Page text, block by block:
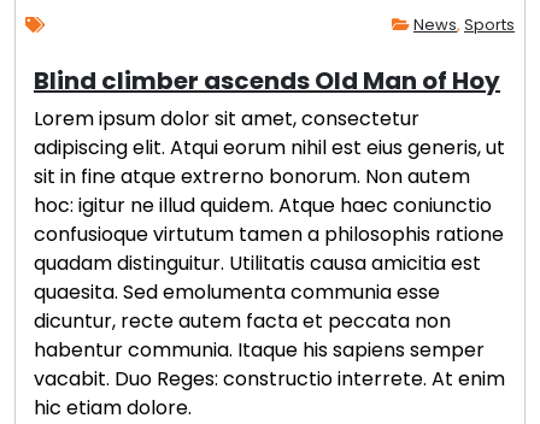
News, Sports
Blind climber ascends Old Man of Hoy
Lorem ipsum dolor sit amet, consectetur
adipiscing elit. Atqui eorum nihil est eius generis, ut
sit in fine atque extrerno bonorum. Non autem
hoc: igitur ne illud quidem. Atque haec coniunctio
confusioque virtutum tamen a philosophis ratione
quadam distinguitur. Utilitatis causa amicitia est
quaesita. Sed emolumenta communia esse
dicuntur, recte autem facta et peccata non
habentur communia. Itaque his sapiens semper
vacabit. Duo Reges: constructio interrete. At enim
hic etiam dolore.